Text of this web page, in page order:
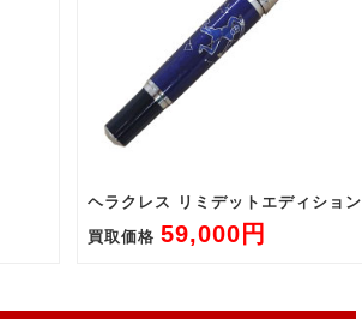
ヘラクレス リミデットエディション
買取価格 59,000円